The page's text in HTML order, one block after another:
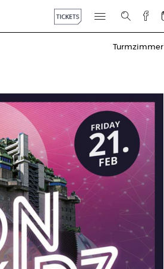
Turmzimmer